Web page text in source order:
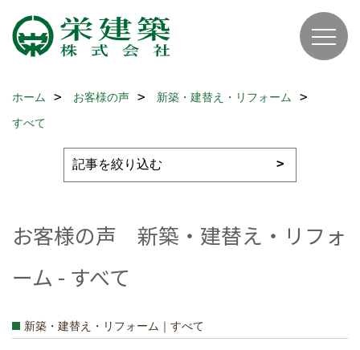
ホーム お客様の声
新築・建替え・リフォーム
すべて
お客様の声 新築・建替え・リフォ
ーム - すべて
新築・建替え・リフォーム｜すべて